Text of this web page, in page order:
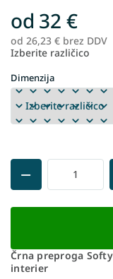
od 32 €
od 26,23 € brez DDV
Izberite različico
Dimenzija
Črna preproga
interier